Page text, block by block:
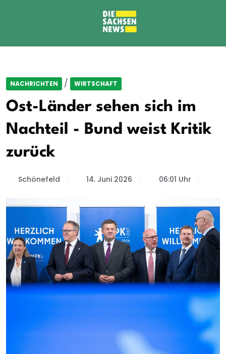
NACHRICHTEN / WIRTSCHAFT
Ost-Länder sehen sich im
Nachteil - Bund weist Kritik
zurück
Schönefeld 14. Juni 2026 06:01 Uhr